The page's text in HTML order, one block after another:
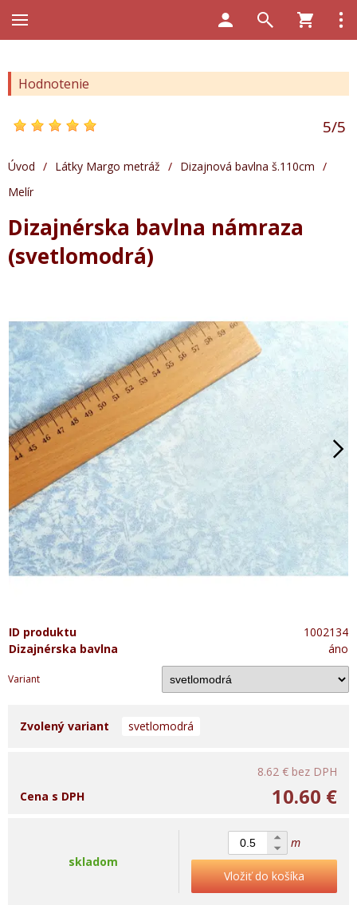
Hodnotenie
5/5
Úvod / Látky Margo metráž / Dizajnová bavlna š.110cm /
Melír
Dizajnérska bavlna námraza
(svetlomodrá)
ID produktu
1002134
Dizajnérska bavlna
áno
Variant
Zvolený variant svetlomodrá
8.62 € bez DPH
10.60 €
Cena s DPH
skladom
m
Vložiť do košíka